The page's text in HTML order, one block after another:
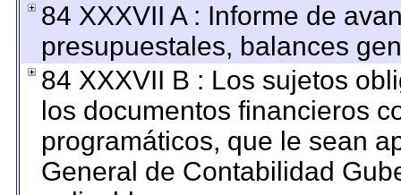
84 XXXVII A : Informe de
presupuestales, balances
84 XXXVII B : Los sujetos
los documentos financieros
programáticos, que le sean
General de Contabilidad